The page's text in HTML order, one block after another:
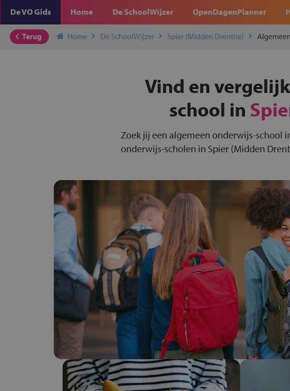
De VO Gids Home De SchoolWijzer OpenDagenPlanner
Terug Home De SchoolWijzer Spier (Midden Drenthe)
Vind en
school in
Zoek jij een algemeen onderwijs-school
onderwijs-scholen in Spier (Midden